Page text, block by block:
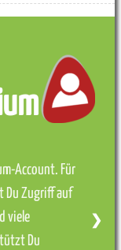
Account. Für
Du Zugriff auf
viele
Du
❯